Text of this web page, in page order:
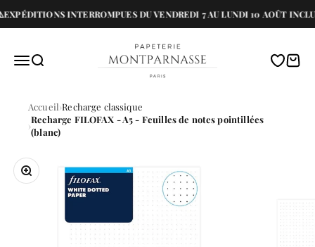
Passer au contenuINTERROMPUES DU VENDREDI 7 AU LUNDI 10 AOÛT
MenuRecherche
Papeterie Montparnasse
Accueil Recharge classique
Recharge FILOFAX - A5 - Feuilles de notes pointillées
(blanc)
Zoomer sur l'image